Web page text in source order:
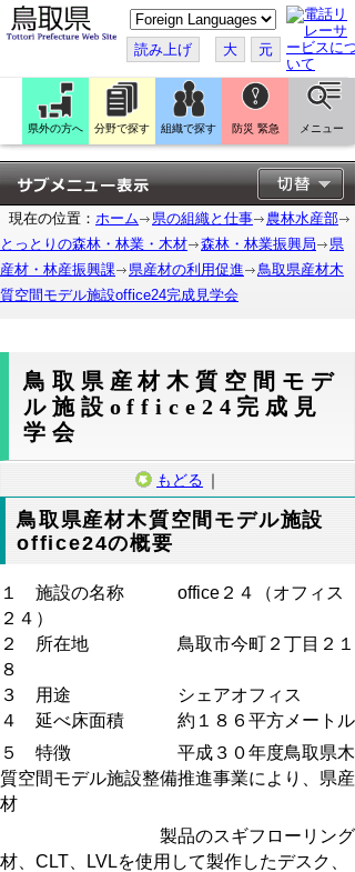
こ
の
ペ
ー
ジ
翻
訳
す
る
読み上げ 大 元
県外の方へ 分野で探す 組織で探す 防災 緊急 メニュー
現在の位置： ホーム 県の組織と仕事
農林水産部
とっとりの森林・林業・木材
森林・林業振興局
県
産材・林産振興課
県産材の利用促進
鳥取県産材木
質空間モデル施設office24完成見学会
鳥取県産材木質空間モデ
ル施設office24完成見
学会
もどる ｜
鳥取県産材木質空間モデル施設
office24の概要
１ 施設の名称 office２４（オフィス
２４）
２ 所在地 鳥取市今町２丁目２１
８
３ 用途 シェアオフィス
４ 延べ床面積 約１８６平方メートル
５ 特徴 平成３０年度鳥取県木
質空間モデル施設整備推進事業により、県産
材
製品のスギフローリング
材、CLT、LVLを使用して製作したデスク、